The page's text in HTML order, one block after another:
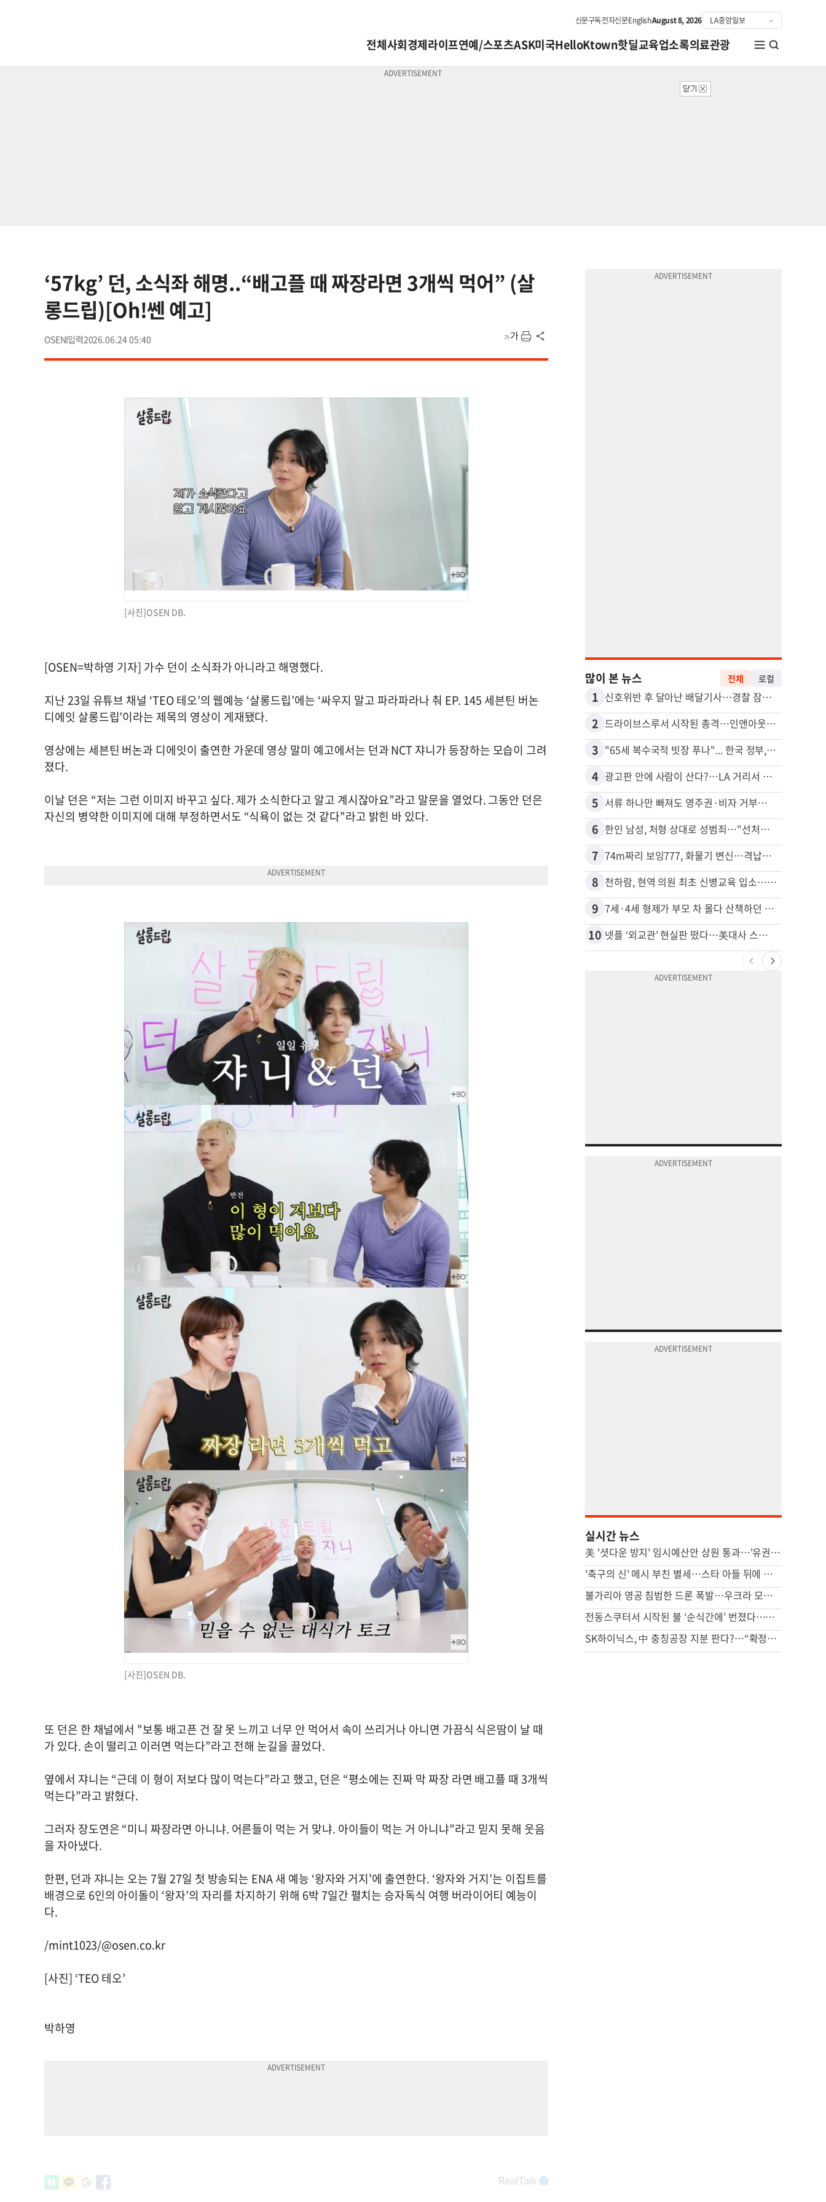
신문구독전자신문EnglishAugust 8, 2026
전체사회경제라이프연예/스포츠ASK미국HelloKtown핫딜교육업소록의료관광
‘57kg’ 던, 소식좌 해명..“배고플 때 짜장라면 3개씩 먹어” (살
롱드립)[Oh!쎈 예고]
OSEN 2026.06.24 05:40
[사진]OSEN DB.
[OSEN=박하영 기자] 가수 던이 소식좌가 아니라고 해명했다.
지난 23일 유튜브 채널 ‘TEO 테오’의 웹예능 ‘살롱드립’에는 ‘싸우지 말고 파라파라나 춰 EP. 145 세븐틴 버논
디에잇 살롱드립’이라는 제목의 영상이 게재됐다.
영상에는 세븐틴 버논과 디에잇이 출연한 가운데 영상 말미 예고에서는 던과 NCT 쟈니가 등장하는 모습이 그려
졌다.
이날 던은 “저는 그런 이미지 바꾸고 싶다. 제가 소식한다고 알고 계시잖아요”라고 말문을 열었다. 그동안 던은
자신의 병약한 이미지에 대해 부정하면서도 “식욕이 없는 것 같다"라고 밝힌 바 있다.
[사진]OSEN DB.
또 던은 한 채널에서 "보통 배고픈 건 잘 못 느끼고 너무 안 먹어서 속이 쓰리거나 아니면 가끔식 식은땀이 날 때
가 있다. 손이 떨리고 이러면 먹는다”라고 전해 눈길을 끌었다.
옆에서 쟈니는 “근데 이 형이 저보다 많이 먹는다”라고 했고, 던은 “평소에는 진짜 막 짜장 라면 배고플 때 3개씩
먹는다”라고 밝혔다.
그러자 장도연은 “미니 짜장라면 아니냐. 어른들이 먹는 거 맞냐. 아이들이 먹는 거 아니냐”라고 믿지 못해 웃음
을 자아냈다.
한편, 던과 쟈니는 오는 7월 27일 첫 방송되는 ENA 새 예능 ‘왕자와 거지’에 출연한다. ‘왕자와 거지’는 이집트를
배경으로 6인의 아이돌이 ‘왕자’의 자리를 차지하기 위해 6박 7일간 펼치는 승자독식 여행 버라이어티 예능이
다.
/mint1023/@osen.co.kr
[사진] ‘TEO 테오’
박하영
많이 본 뉴스 전체 로컬
1 신호위반 후 달아난 배달기사…경찰 잠복해 잡고보니 ‘반전’
2 드라이브스루서 시작된 총격…인앤아웃 참사 영상 공개
3 "65세 복수국적 빗장 푸나"... 한국 정부, 연령 완화 전면 추진
4 광고판 안에 사람이 산다?…LA 거리서 화제
5 서류 하나만 빠져도 영주권·비자 거부…심사관 재량권 대폭 확대
6 한인 남성, 처형 상대로 성범죄…"선처해줬더니 배신자 취급"
7 74m짜리 보잉777, 화물기 변신…격납고서 ‘보물’ 찾는 인천공항
8 천하람, 현역 의원 최초 신병교육 입소…논산서 2박3일 생활
9 7세·4세 형제가 부모 차 몰다 산책하던 여성 들이받아
10 넷플 ‘외교관’ 현실판 떴다…美대사 스틸 지키는 ‘신 스틸러’
실시간 뉴스
美 '셧다운 방지' 임시예산안 상원 통과…'유권자 ID법'은 좌절
'축구의 신' 메시 부친 별세…스타 아들 뒤에 선 조용한 조력자
불가리아 영공 침범한 드론 폭발…우크라 모델 추정
전동스쿠터서 시작된 불 ‘순식간에’ 번졌다…차량·마을회관 덮쳐
SK하이닉스, 中 충칭공장 지분 판다?…“확정된 바는 없다”